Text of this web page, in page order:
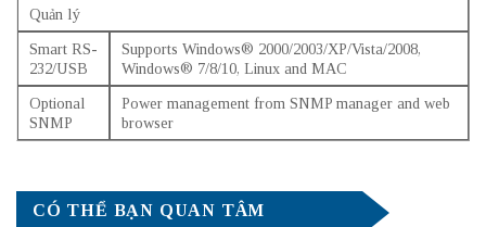
Quản lý
Smart RS-
232/USB
Supports Windows® 2000/2003/XP/Vista/2008,
Windows® 7/8/10, Linux and MAC
Optional
SNMP
Power management from SNMP manager and web
browser
CÓ THỂ BẠN QUAN TÂM